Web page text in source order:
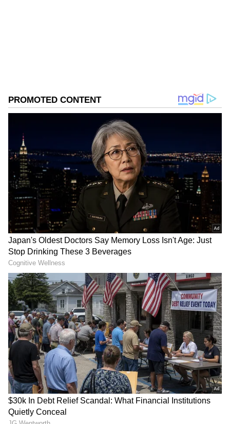
సాధువులు, పురోహితులు, శంకరాచార్యులు, మత పెద్దలు,
మాజీ ప్రభుత్వ ఉద్యోగులు, రిటైర్డ్ ఆర్మీ అధికారులు,
న్యాయవాదులు, గాయకులు, పద్మశ్రీ, పద్మభూషణ్ విజేతలు
DOWNLOAD APP